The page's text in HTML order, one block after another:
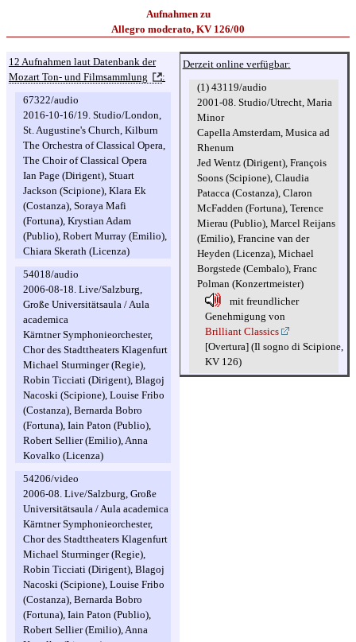
Aufnahmen zu
Allegro moderato, KV 126/00
12 Aufnahmen laut Datenbank der
Mozart Ton- und Filmsammlung
:
67322/audio
2016-10-16/19. Studio/London,
St. Augustine's Church, Kilburn
The Orchestra of Classical Opera,
The Choir of Classical Opera
Ian Page (Dirigent), Stuart
Jackson (Scipione), Klara Ek
(Costanza), Soraya Mafi
(Fortuna), Krystian Adam
(Publio), Robert Murray (Emilio),
Chiara Skerath (Licenza)
54018/audio
2006-08-18. Live/Salzburg,
Große Universitätsaula / Aula
academica
Kärntner Symphonieorchester,
Chor des Stadttheaters Klagenfurt
Michael Sturminger (Regie),
Robin Ticciati (Dirigent), Blagoj
Nacoski (Scipione), Louise Fribo
(Costanza), Bernarda Bobro
(Fortuna), Iain Paton (Publio),
Robert Sellier (Emilio), Anna
Kovalko (Licenza)
54206/video
2006-08. Live/Salzburg, Große
Universitätsaula / Aula academica
Kärntner Symphonieorchester,
Chor des Stadttheaters Klagenfurt
Michael Sturminger (Regie),
Robin Ticciati (Dirigent), Blagoj
Nacoski (Scipione), Louise Fribo
(Costanza), Bernarda Bobro
(Fortuna), Iain Paton (Publio),
Robert Sellier (Emilio), Anna
Derzeit online verfügbar:
(1) 43119/audio
2001-08. Studio/Utrecht, Maria
Minor
Capella Amsterdam, Musica ad
Rhenum
Jed Wentz (Dirigent), François
Soons (Scipione), Claudia
Patacca (Costanza), Claron
McFadden (Fortuna), Terence
Mierau (Publio), Marcel Reijans
(Emilio), Francine van der
Heyden (Licenza), Michael
Borgstede (Cembalo), Franc
Polman (Konzertmeister)
mit freundlicher
Genehmigung von
Brilliant Classics
[Overtura] (Il sogno di Scipione,
KV 126)